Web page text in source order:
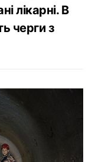
лікарні. В
черги з